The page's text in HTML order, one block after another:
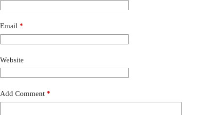
Email *
Website
Add Comment *